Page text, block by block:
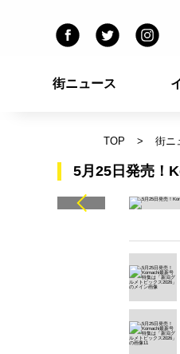
街ニュース
TOP 街ニ
5月25日発売！